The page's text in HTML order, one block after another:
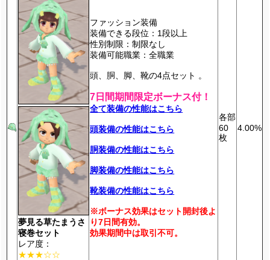
夢見る草たまうさ
寝巻セット
レア度：
★★★☆☆
ファッション装備
装備できる段位：1段以上
性別制限：制限なし
装備可能職業：全職業
頭、胴、脚、靴の4点セット 。
7日間期間限定ボーナス付！
全て装備の性能はこちら
頭装備の性能はこちら
胴装備の性能はこちら
脚装備の性能はこちら
靴装備の性能はこちら
※ボーナス効果はセット開封後よ
り7日間有効。
効果期間中は取引不可。
各部
60
枚
4.00%